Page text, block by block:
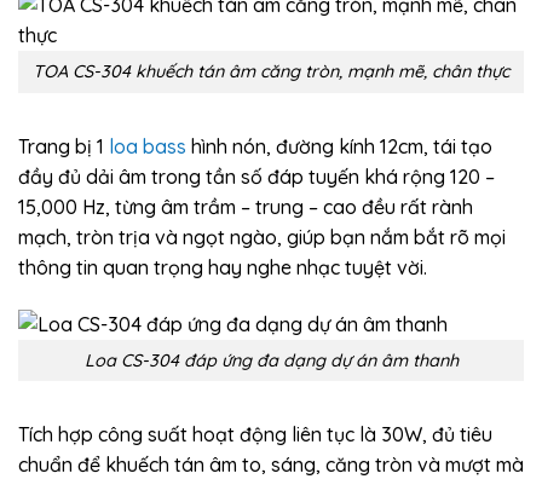
TOA CS-304 khuếch tán âm căng tròn, mạnh mẽ, chân thực
Trang bị 1 loa bass hình nón, đường kính 12cm, tái tạo
đầy đủ dải âm trong tần số đáp tuyến khá rộng 120 –
15,000 Hz, từng âm trầm – trung – cao đều rất rành
mạch, tròn trịa và ngọt ngào, giúp bạn nắm bắt rõ mọi
thông tin quan trọng hay nghe nhạc tuyệt vời.
Loa CS-304 đáp ứng đa dạng dự án âm thanh
Tích hợp công suất hoạt động liên tục là 30W, đủ tiêu
chuẩn để khuếch tán âm to, sáng, căng tròn và mượt mà